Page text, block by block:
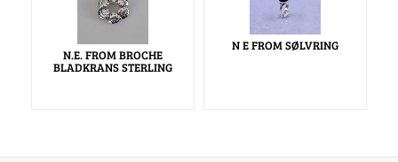
N.E. FROM BROCHE
BLADKRANS STERLING
N E FROM SØLVRING